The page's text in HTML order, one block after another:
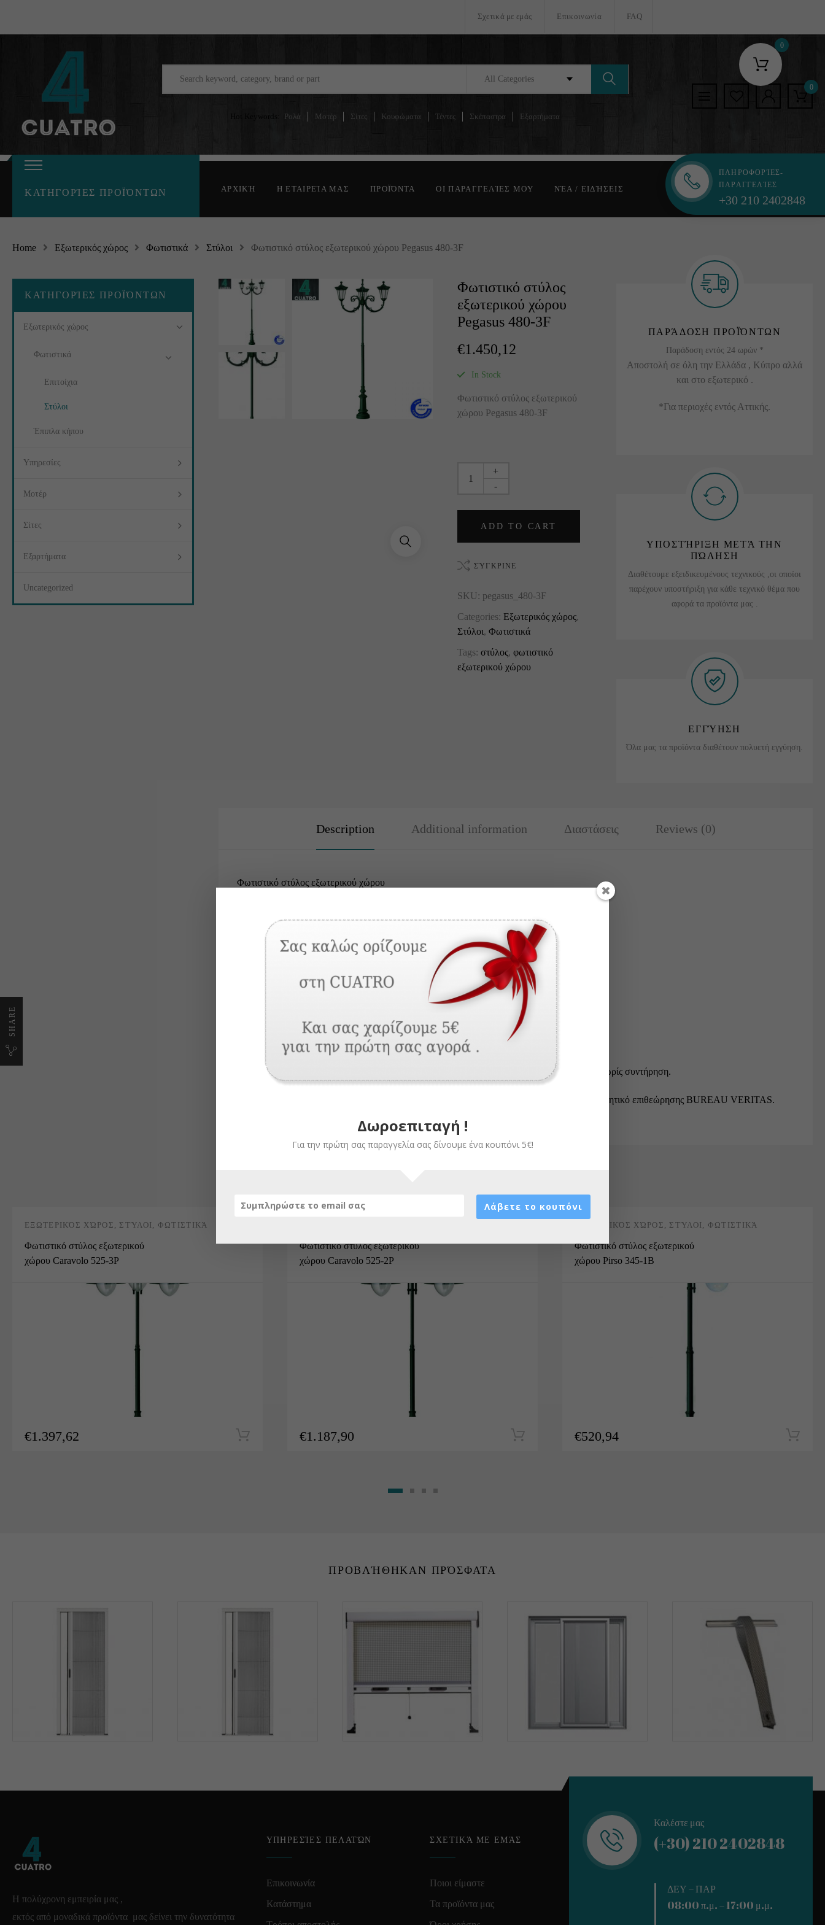
Σχετικά με εμάς Επικοινωνία FAQ
All Categories
Hot Keywords: Ρολά Μοτέρ Σίτες Κουφώματα Τέντες Σκέπαστρα Εξαρτήματα
0
0
ΚΑΤΗΓΟΡΊΕΣ ΠΡΟΪΌΝΤΩΝ ΑΡΧΙΚΉ Η ΕΤΑΙΡΕΊΑ ΜΑΣ ΠΡΟΪΌΝΤΑ ΟΙ ΠΑΡΑΓΓΕΛΊΕΣ ΜΟΥ ΝΈΑ / ΕΙΔΉΣΕΙΣ
ΠΛΗΡΟΦΟΡΊΕΣ-
ΠΑΡΑΓΓΕΛΊΕΣ
+30 210 2402848
Home Εξωτερικός χώρος Φωτιστικά Στύλοι Φωτιστικό στύλος εξωτερικού χώρου Pegasus 480-3F
Φωτιστικό στύλος
εξωτερικού χώρου
Pegasus 480-3F
€1.450,12
In Stock
Φωτιστικό στύλος εξωτερικού
χώρου Pegasus 480-3F
SHARE
-
+
ADD TO CART
ΣΎΓΚΡΙΝΕ
SKU: pegasus_480-3F
Categories: Εξωτερικός χώρος,
Στύλοι, Φωτιστικά
Tags: στύλος, φωτιστικό
εξωτερικού χώρου
ΠΑΡΆΔΟΣΗ ΠΡΟΪΌΝΤΩΝ
Παράδοση εντός 24 ωρών *
Αποστολή σε όλη την Ελλάδα , Κύπρο αλλά
και στο εξωτερικό .
*Για περιοχές εντός Αττικής.
ΥΠΟΣΤΉΡΙΞΗ ΜΕΤΆ ΤΗΝ
ΠΏΛΗΣΗ
Διαθέτουμε εξειδικευμένους τεχνικούς ,οι οποίοι
παρέχουν υποστήριξη για κάθε τεχνικό θέμα που
αφορά τα προϊόντα μας .
ΕΓΓΎΗΣΗ
Όλα μας τα προϊόντα διαθέτουν πολυετή εγγύηση.
Description Additional information Διαστάσεις Reviews (0)
Φωτιστικό στύλος εξωτερικού χώρου
Αποτελείται από χυτού αλουμινίου, όπως: βάση, βραχίονες, κορυφή,
σύνδεσμοι και αυλακωτό profile αλουμινίου όσον αφορά τα ενδιάμεσα ύψη.
Γίνονται ειδικές κατασκευές κατόπιν παραγγελίας μέχρι 7 μέτρα ύψος.
Τα φωτιστικά σώματα παράγονται και αυτά από χυτό αλουμίνιο.
Στάνταρ χρώματα: Πράσινο Rafaello, Γκρί,Rafaello, Ανθρακί, Μαύρο, Λευκό.
Η βάση τους γίνεται με ηλεκτροστατική μέθοδο και είναι πάχους 50-70 μικρών.
Το κράμα αλουμινίου που χρησιμοποιείται είναι AL Si 12.
Οι φωτιστικοί στύλοι αλουμινίου δεν υφίστανται ηλεκτρόλυση, αλλοίωση ή φθορά.
Τόσο το υλικό παραγωγής τους, όσο και η επεξεργασία τους, εγγυώνται μακροχρόνια χρήση χωρίς συντήρηση.
Οι φωτιστικοί στύλοι αλουμινίου της ALUMINCO αφού υπέστησαν δοκιμές, έλαβαν πιστοποιητικό επιθεώρησης BUREAU VERITAS.
ΚΑΤΗΓΟΡΊΕΣ ΠΡΟΪΌΝΤΩΝ
Εξωτερικός χώρος
Φωτιστικά
Επιτοίχια
Στύλοι
Έπιπλα κήπου
Υπηρεσίες
Μοτέρ
Σίτες
Εξαρτήματα
Uncategorized
ΕΞΩΤΕΡΙΚΌΣ ΧΏΡΟΣ , ΣΤΎΛΟΙ , ΦΩΤΙΣΤΙΚΆ
Φωτιστικό στύλος εξωτερικού
χώρου Caravolo 525-3P
€1.397,62
Φωτιστικό στύλος εξωτερικού
χώρου Caravolo 525-2P
€1.187,90
ΕΞΩΤΕΡΙΚΌΣ ΧΏΡΟΣ , ΣΤΎΛΟΙ , ΦΩΤΙΣΤΙΚΆ
Φωτιστικό στύλος εξωτερικού
χώρου Pirso 345-1B
€520,94
ΠΡΟΒΛΉΘΗΚΑΝ ΠΡΌΣΦΑΤΑ
Η πολύχρονη εμπειρία μας ,
εκτός από μοναδικά προϊόντα μας δείνει την δυνατότητα
ΥΠΗΡΕΣΊΕΣ ΠΕΛΑΤΏΝ
Επικοινωνία
Κατάστημα
ΣΧΕΤΙΚΆ ΜΕ ΕΜΆΣ
Ποιοι είμαστε
Τα προϊόντα μας
Καλέστε μας
(+30) 210 2402848
ΔΕΥ – ΠΑΡ
08:00 π.μ. – 17:00 μ.μ.
Δωροεπιταγή !
Για την πρώτη σας παραγγελία σας δίνουμε ένα κουπόνι 5€!
Λάβετε το κουπόνι